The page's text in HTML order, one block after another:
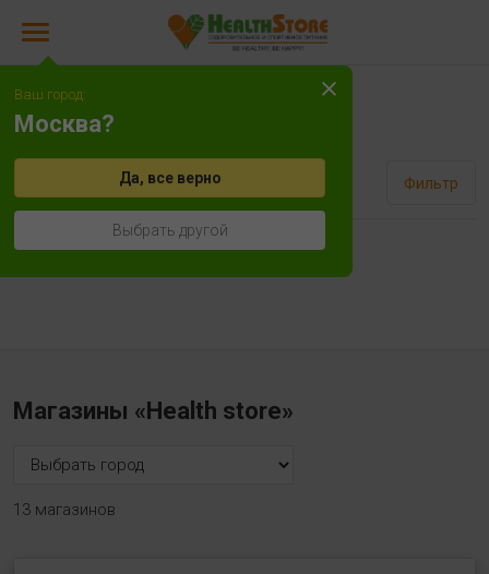
Сортировать Фильтр
Магазины «Health store»
13 магазинов
Ваш город:
Москва?
Да, все верно
Выбрать другой